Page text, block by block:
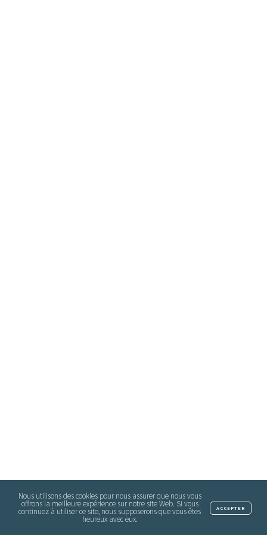
Nous utilisons des cookies pour nous assurer que nous vous
offrons la meilleure expérience sur notre site Web. Si vous
continuez à utiliser ce site, nous supposerons que vous êtes
heureux avec eux.‎
ACCEPTER